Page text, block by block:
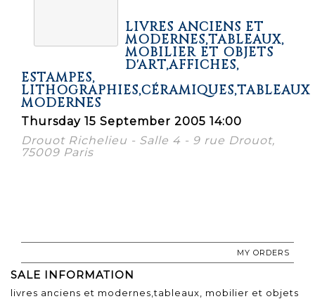
LIVRES ANCIENS ET
MODERNES,TABLEAUX,
MOBILIER ET OBJETS
D'ART,AFFICHES,
ESTAMPES,
LITHOGRAPHIES,CÉRAMIQUES,TABLEAUX
MODERNES
Thursday 15 September 2005 14:00
Drouot Richelieu - Salle 4 - 9 rue Drouot,
75009 Paris
MY ORDERS
SALE INFORMATION
livres anciens et modernes,tableaux, mobilier et objets